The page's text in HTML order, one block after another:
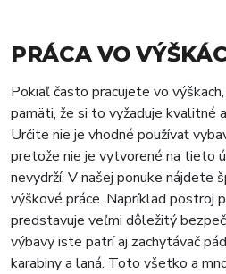
PRÁCA VO
Pokiaľ často pracujete vo
pamäti, že si to vyžaduje kvalitné
Určite nie je vhodné používať
pretože nie je vytvorené na tieto
nevydrží. V našej ponuke nájdete
výškové práce. Napríklad postroj
predstavuje veľmi dôležitý
výbavy iste patrí aj zachytávač
karabiny a laná. Toto všetko a